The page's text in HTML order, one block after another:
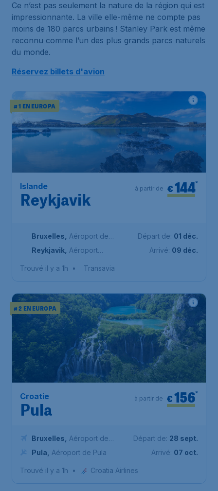
Ce n’est pas seulement la nature de la région qui est
impressionnante. La ville elle-même ne compte pas
moins de 180 parcs urbains ! Stanley Park est même
reconnu comme l’un des plus grands parcs naturels
du monde.
Réservez billets d'avion
# 1 EN EUROPA
Islande
Reykjavik
€144*
Bruxelles
Aéroport de
Bruxelles-National
Reykjavik Aéroport
Départ de: 01 déc.
Arrivé: 09 déc.
Trouvé il y a 1h • Transavia
# 2 EN EUROPA
Croatie
Pula
€156*
à partir de
Bruxelles
Aéroport de
Bruxelles-National
Pula Aéroport de Pula
Départ de: 28 sept.
Arrivé: 07 oct.
Trouvé il y a 1h • Croatia Airlines